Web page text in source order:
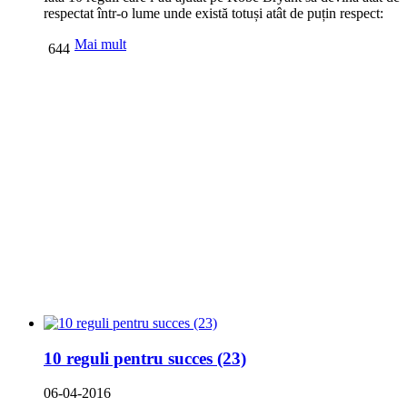
respectat într-o lume unde există totuși atât de puțin respect:
Mai mult
644
10 reguli pentru succes (23)
06-04-2016